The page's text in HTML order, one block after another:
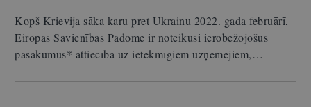
Kopš Krievija sāka karu pret Ukrainu 2022. gada februārī,
Eiropas Savienības Padome ir noteikusi ierobežojošus
pasākumus* attiecībā uz ietekmīgiem uzņēmējiem,…